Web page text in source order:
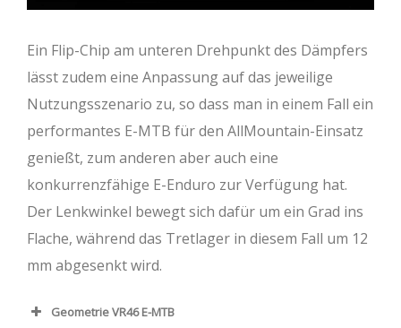
Ein Flip-Chip am unteren Drehpunkt des Dämpfers
lässt zudem eine Anpassung auf das jeweilige
Nutzungsszenario zu, so dass man in einem Fall ein
performantes E-MTB für den AllMountain-Einsatz
genießt, zum anderen aber auch eine
konkurrenzfähige E-Enduro zur Verfügung hat.
Der Lenkwinkel bewegt sich dafür um ein Grad ins
Flache, während das Tretlager in diesem Fall um 12
mm abgesenkt wird.
Geometrie VR46 E-MTB